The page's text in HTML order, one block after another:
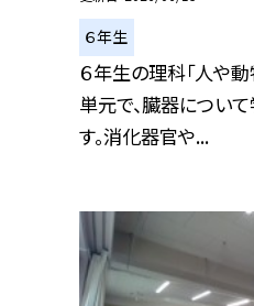
６年生
６年生の理科「人や動
単元で、臓器につい
す。消化器官や...